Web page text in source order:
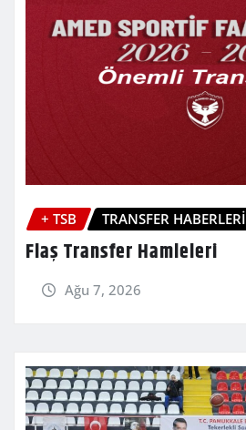
+ TSB TRANSFER HABERLERİ
Flaş Transfer Hamleleri
Ağu 7, 2026